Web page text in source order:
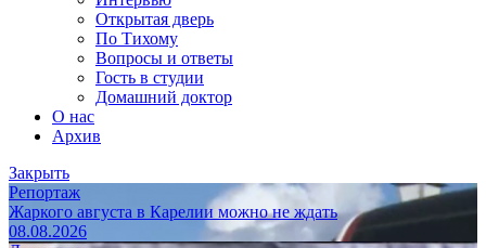
Открытая дверь
По Тихому
Вопросы и ответы
Гость в студии
Домашний доктор
О нас
Архив
Закрыть
Репортаж
Жаркого августа в Карелии можно не ждать
08.08.2026